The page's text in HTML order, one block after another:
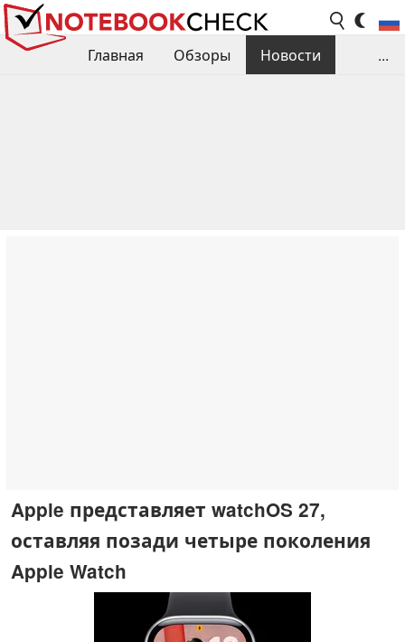
Главная Обзоры
Новости
...
Apple представляет watchOS 27,
оставляя позади четыре поколения
Apple Watch